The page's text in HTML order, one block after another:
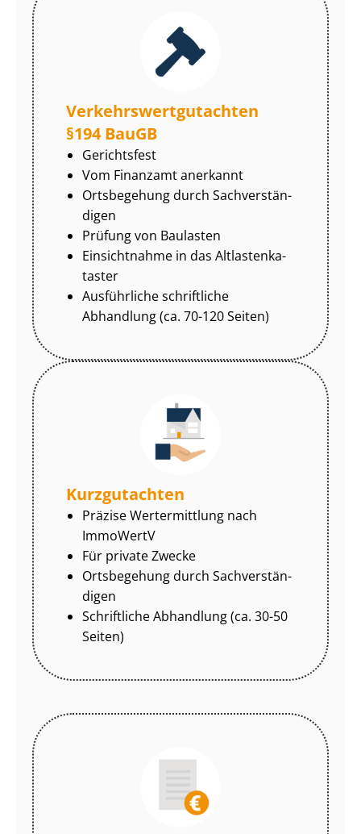
Ver­kehrs­wert­gut­ach­ten
§194 BauGB
Gerichtsfest
Vom Finanzamt anerkannt
Ortsbegehung durch Sach­ver­stän­
di­gen
Prüfung von Baulasten
Einsichtnahme in das Alt­las­ten­ka­
tas­ter
Ausführliche schriftliche
Abhandlung (ca. 70-120 Seiten)
Kurzgutachten
Präzise Wertermittlung nach
ImmoWertV
Für private Zwecke
Ortsbegehung durch Sach­ver­stän­
di­gen
Schriftliche Abhandlung (ca. 30-50
Seiten)